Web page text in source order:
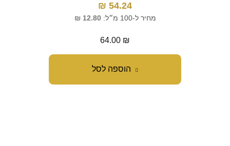
הוספה לסל
54.24
₪
מחיר ל-100 מ״ל: 12.80
₪
64.00 ₪